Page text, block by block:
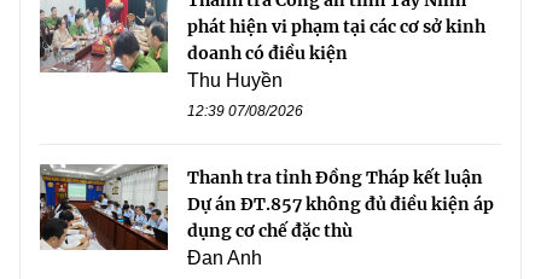
phát hiện vi phạm tại các cơ sở kinh
doanh có điều kiện
Thu Huyền
12:39 07/08/2026
Thanh tra tỉnh Đồng Tháp kết luận
Dự án ĐT.857 không đủ điều kiện áp
dụng cơ chế đặc thù
Đan Anh